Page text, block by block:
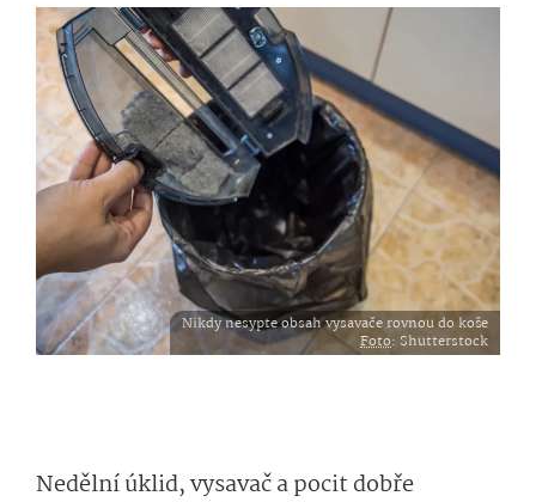
Nikdy nesypte obsah vysavače rovnou do koše
Foto: Shutterstock
Nedělní úklid, vysavač a pocit dobře